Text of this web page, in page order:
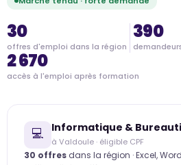
30
offres d'emploi dans la région
390
2 670
accès à l'emploi après formation
💻 Informatique &
à Valdoule · éligible CPF
30 offres dans la région · Excel,